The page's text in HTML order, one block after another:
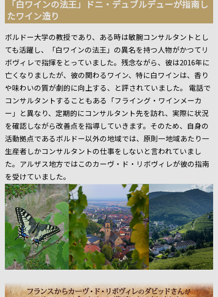
「白ワインの法王」ドニ・デュブルデューが指南し
たワイン造り
ボルドー大学の教授であり、ある時は敏腕コンサルタントとし
ても活躍し、「白ワインの法王」の異名を持つ人物がかつてリ
ボヴィレで指揮をとっていました。残念ながら、彼は2016年に
亡くなりましたが、彼の関わるワイン、特に白ワインは、香り
や味わいの質が劇的に向上する、と評されていました。 電話で
コンサルタントすることもある「フライング・ワインメーカ
ー」と異なり、定期的にコンサルタント先を訪れ、実際に状況
を確認しながら改善点を指導していきます。そのため、自身の
活動拠点であるボルドー以外の地域では、原則一地域あたり一
生産者しかコンサルタントの仕事をしないと言われていまし
た。アルザス地方ではこのカーヴ・ド・リボヴィレが彼の指南
を受けていました。